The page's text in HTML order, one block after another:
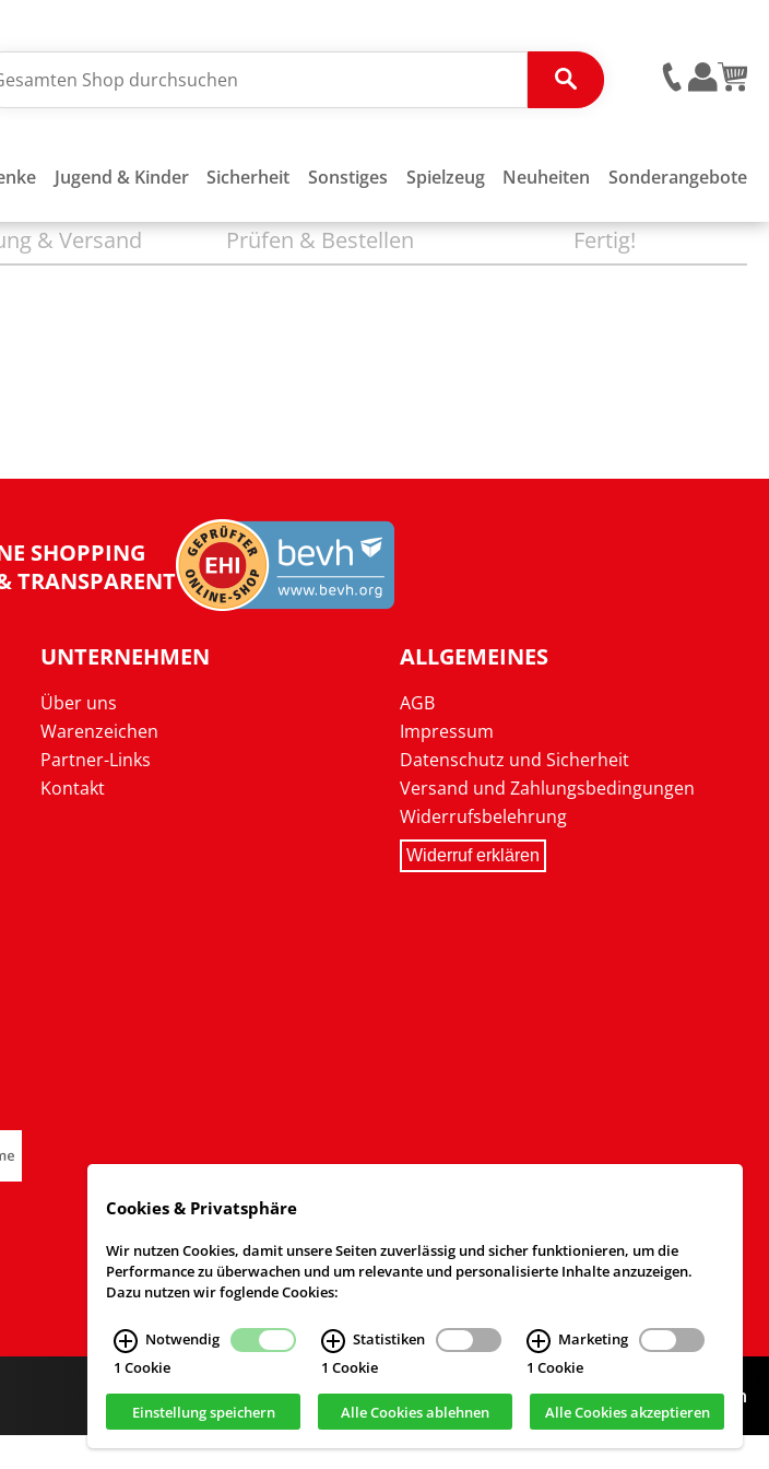
Jugend & Kinder Sicherheit Sonstiges Spielzeug Neuheiten Sonderangebote
& Versand Prüfen & Bestellen Fertig!
SHOPPING
TRANSPARENT
UNTERNEHMEN
Über uns
Warenzeichen
Partner-Links
Kontakt
ALLGEMEINES
AGB
Impressum
Datenschutz und Sicherheit
Versand und Zahlungsbedingungen
Widerrufsbelehrung
Widerruf erklären
Webdesign & Realisierungcekom GmbH, Köln
Cookies & Privatsphäre
Wir nutzen Cookies, damit unsere Seiten zuverlässig und sicher funktionieren, um die
Performance zu überwachen und um relevante und personalisierte Inhalte anzuzeigen.
Dazu nutzen wir foglende Cookies:
Notwendig
1 Cookie
Statistiken
1 Cookie
Marketing
1 Cookie
Einstellung speichern Alle Cookies ablehnen Alle Cookies akzeptieren